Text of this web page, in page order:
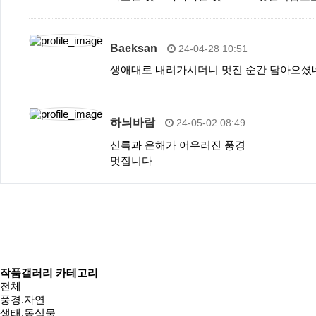
Baeksan 24-04-28 10:51
생애대로 내려가시더니 멋진 순간 담아오셨
하늬바람 24-05-02 08:49
신록과 운해가 어우러진 풍경
멋집니다
작품갤러리 카테고리
전체
풍경.자연
생태.동식물